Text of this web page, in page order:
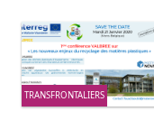
TRANSFRONTALIERS